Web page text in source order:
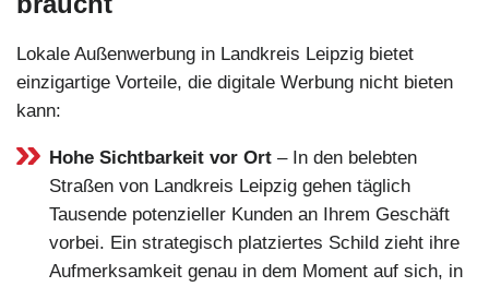
Lokale Außenwerbung in Landkreis Leipzig bietet
einzigartige Vorteile, die digitale Werbung nicht bieten
kann:
Hohe Sichtbarkeit vor Ort – In den belebten
Straßen von Landkreis Leipzig gehen täglich
Tausende potenzieller Kunden an Ihrem Geschäft
vorbei. Ein strategisch platziertes Schild zieht ihre
Aufmerksamkeit genau in dem Moment auf sich, in